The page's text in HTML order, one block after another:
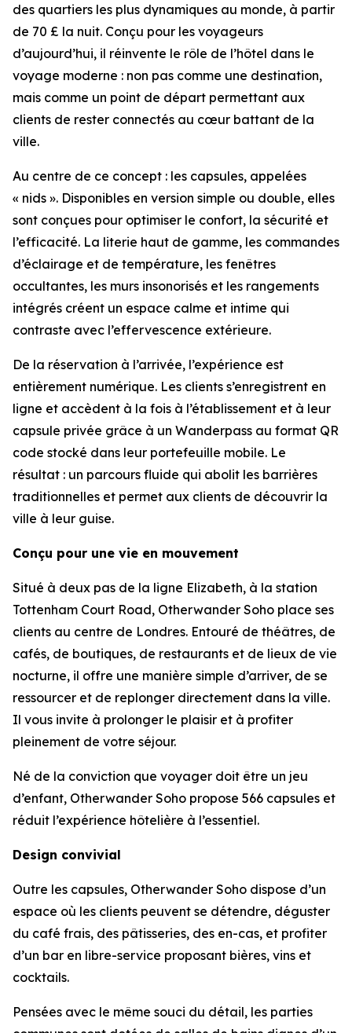
des quartiers les plus dynamiques au monde, à partir
de 70 £ la nuit. Conçu pour les voyageurs
d’aujourd’hui, il réinvente le rôle de l’hôtel dans le
voyage moderne : non pas comme une destination,
mais comme un point de départ permettant aux
clients de rester connectés au cœur battant de la
ville.
Au centre de ce concept : les capsules, appelées
« nids ». Disponibles en version simple ou double, elles
sont conçues pour optimiser le confort, la sécurité et
l’efficacité. La literie haut de gamme, les commandes
d’éclairage et de température, les fenêtres
occultantes, les murs insonorisés et les rangements
intégrés créent un espace calme et intime qui
contraste avec l’effervescence extérieure.
De la réservation à l’arrivée, l’expérience est
entièrement numérique. Les clients s’enregistrent en
ligne et accèdent à la fois à l’établissement et à leur
capsule privée grâce à un Wanderpass au format QR
code stocké dans leur portefeuille mobile. Le
résultat : un parcours fluide qui abolit les barrières
traditionnelles et permet aux clients de découvrir la
ville à leur guise.
Conçu pour une vie en mouvement
Situé à deux pas de la ligne Elizabeth, à la station
Tottenham Court Road, Otherwander Soho place ses
clients au centre de Londres. Entouré de théâtres, de
cafés, de boutiques, de restaurants et de lieux de vie
nocturne, il offre une manière simple d’arriver, de se
ressourcer et de replonger directement dans la ville.
Il vous invite à prolonger le plaisir et à profiter
pleinement de votre séjour.
Né de la conviction que voyager doit être un jeu
d’enfant, Otherwander Soho propose 566 capsules et
réduit l’expérience hôtelière à l’essentiel.
Design convivial
Outre les capsules, Otherwander Soho dispose d’un
espace où les clients peuvent se détendre, déguster
du café frais, des pâtisseries, des en-cas, et profiter
d’un bar en libre-service proposant bières, vins et
cocktails.
Pensées avec le même souci du détail, les parties